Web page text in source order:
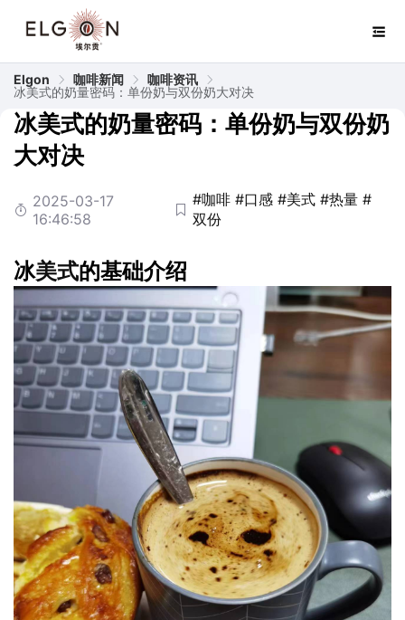
Elgon 咖啡新闻
咖啡资讯
冰美式的奶量密码：单份奶与双份奶大对决
冰美式的奶量密码：单份奶与双份奶
大对决
2025-03-17
16:46:58
#咖啡 #口感 #美式 #热量 #
双份
冰美式的基础介绍